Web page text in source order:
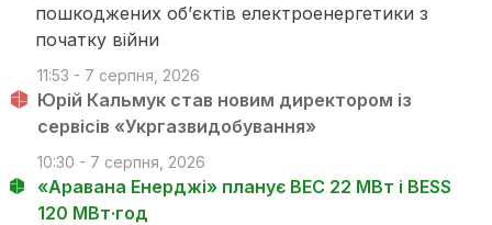
пошкоджених об’єктів електроенергетики з
початку війни
11:53 - 7 серпня, 2026
Юрій Кальмук став новим директором із
сервісів «Укргазвидобування»
10:30 - 7 серпня, 2026
«Аравана Енерджі» планує ВЕС 22 МВт і BESS
120 МВт·год